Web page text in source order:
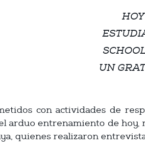
UN
con actividades de
arduo entrenamiento de
quienes realizaron